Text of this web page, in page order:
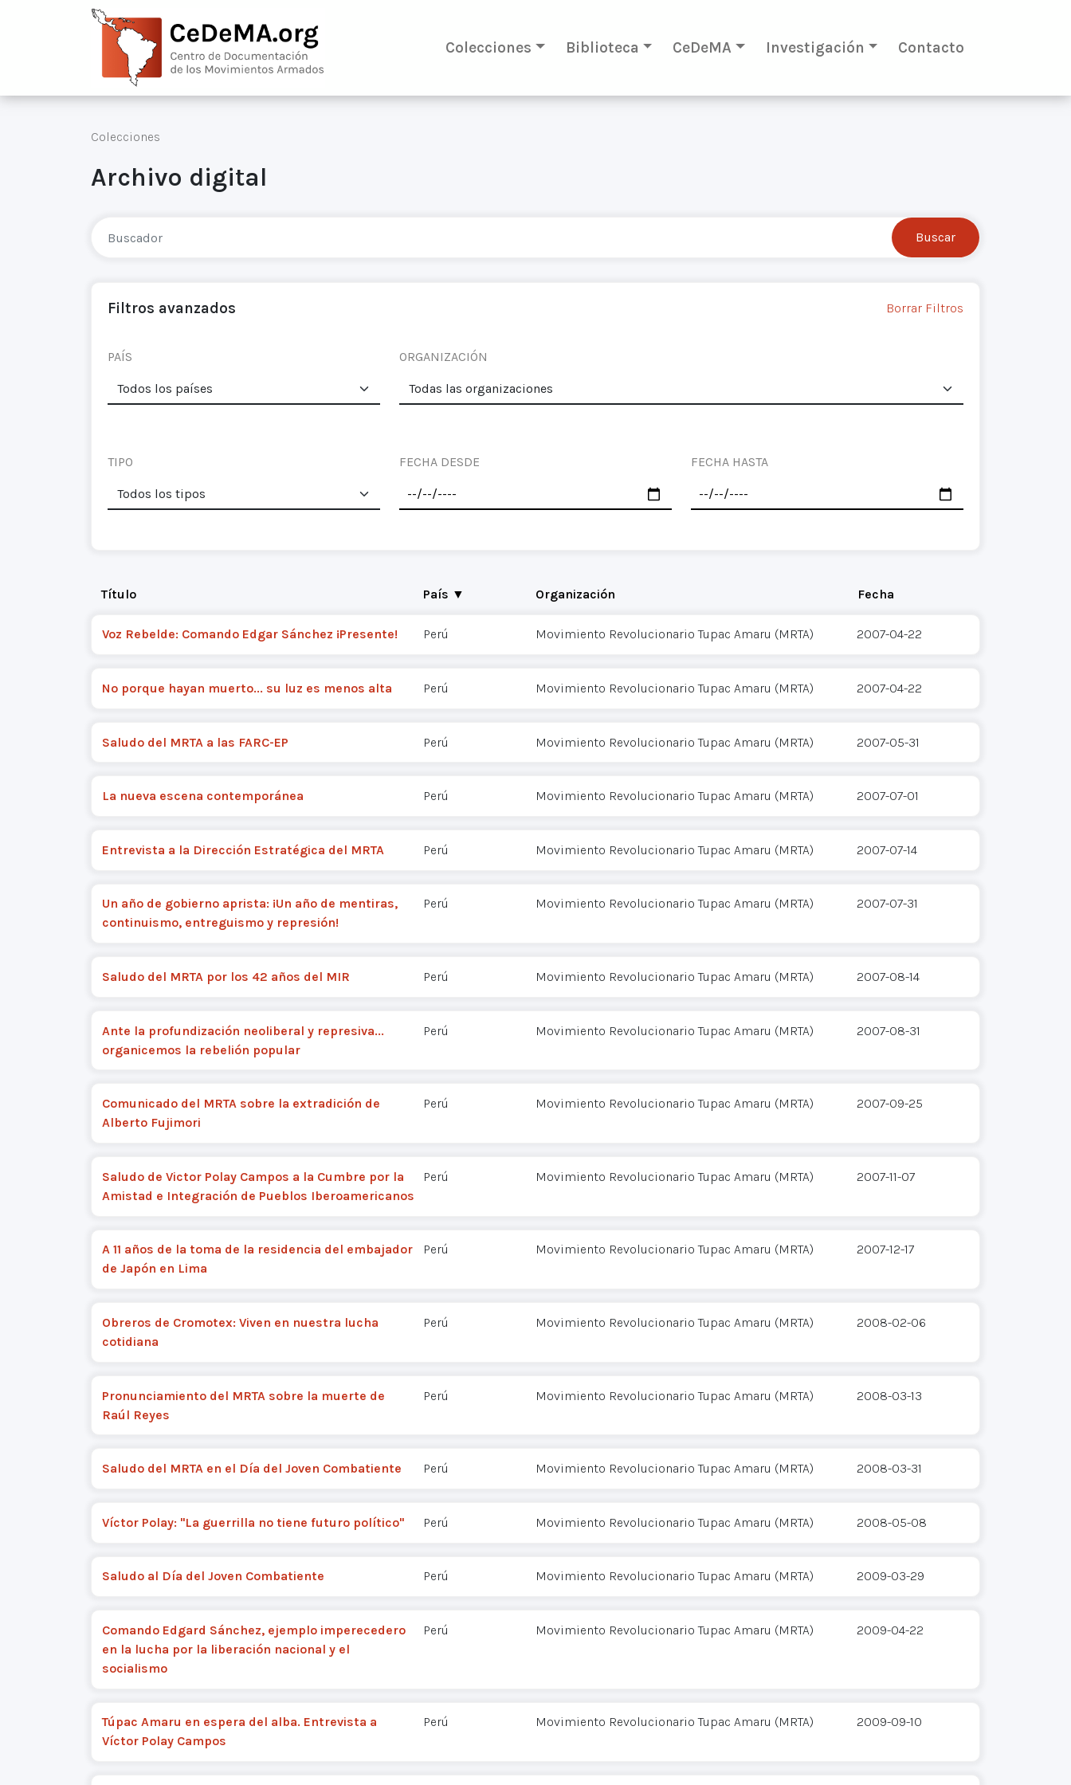
Colecciones Biblioteca CeDeMA Investigación Contacto
Colecciones
Archivo digital
Filtros avanzados Borrar Filtros
PAÍS ORGANIZACIÓN
TIPO FECHA DESDE FECHA HASTA
Título País ▼ Organización Fecha
Voz Rebelde: Comando Edgar Sánchez ¡Presente! Perú Movimiento Revolucionario Tupac Amaru (MRTA) 2007-04-22
No porque hayan muerto... su luz es menos alta Perú Movimiento Revolucionario Tupac Amaru (MRTA) 2007-04-22
Saludo del MRTA a las FARC-EP Perú Movimiento Revolucionario Tupac Amaru (MRTA) 2007-05-31
La nueva escena contemporánea Perú Movimiento Revolucionario Tupac Amaru (MRTA) 2007-07-01
Entrevista a la Dirección Estratégica del MRTA Perú Movimiento Revolucionario Tupac Amaru (MRTA) 2007-07-14
Un año de gobierno aprista: ¡Un año de mentiras,
continuismo, entreguismo y represión!
Perú Movimiento Revolucionario Tupac Amaru (MRTA) 2007-07-31
Saludo del MRTA por los 42 años del MIR Perú Movimiento Revolucionario Tupac Amaru (MRTA) 2007-08-14
Ante la profundización neoliberal y represiva...
organicemos la rebelión popular
Perú Movimiento Revolucionario Tupac Amaru (MRTA) 2007-08-31
Comunicado del MRTA sobre la extradición de
Alberto Fujimori
Perú Movimiento Revolucionario Tupac Amaru (MRTA) 2007-09-25
Saludo de Victor Polay Campos a la Cumbre por la
Amistad e Integración de Pueblos Iberoamericanos
Perú Movimiento Revolucionario Tupac Amaru (MRTA) 2007-11-07
A 11 años de la toma de la residencia del embajador
de Japón en Lima
Perú Movimiento Revolucionario Tupac Amaru (MRTA) 2007-12-17
Obreros de Cromotex: Viven en nuestra lucha
cotidiana
Perú Movimiento Revolucionario Tupac Amaru (MRTA) 2008-02-06
Pronunciamiento del MRTA sobre la muerte de
Raúl Reyes
Perú Movimiento Revolucionario Tupac Amaru (MRTA) 2008-03-13
Saludo del MRTA en el Día del Joven Combatiente Perú Movimiento Revolucionario Tupac Amaru (MRTA) 2008-03-31
Víctor Polay: "La guerrilla no tiene futuro político" Perú Movimiento Revolucionario Tupac Amaru (MRTA) 2008-05-08
Saludo al Día del Joven Combatiente Perú Movimiento Revolucionario Tupac Amaru (MRTA) 2009-03-29
Comando Edgard Sánchez, ejemplo imperecedero
en la lucha por la liberación nacional y el
socialismo
Perú Movimiento Revolucionario Tupac Amaru (MRTA) 2009-04-22
Túpac Amaru en espera del alba. Entrevista a
Víctor Polay Campos
Perú Movimiento Revolucionario Tupac Amaru (MRTA) 2009-09-10